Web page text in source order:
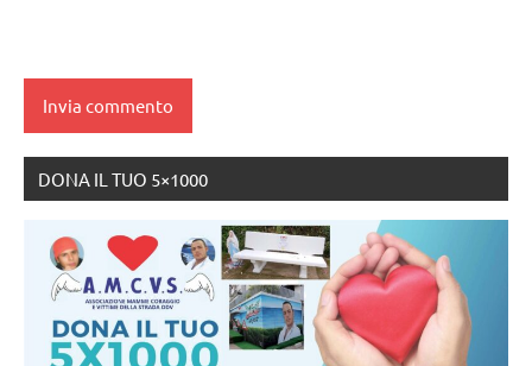
DONA IL TUO 5×1000